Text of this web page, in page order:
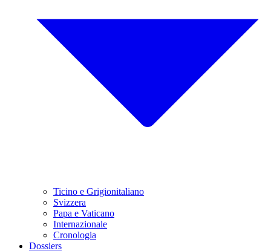
Ticino e Grigionitaliano
Svizzera
Papa e Vaticano
Internazionale
Cronologia
Dossiers